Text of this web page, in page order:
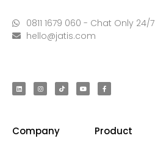
0811 1679 060 - Chat Only 24/7
hello@jatis.com
Company Product